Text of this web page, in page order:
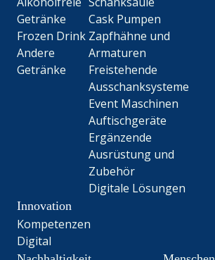
Getränke
Frozen Drink
Andere
Getränke
Cask Pumpen
Zapfhähne und
Armaturen
Freistehende
Ausschanksysteme
Event Maschinen
Auftischgeräte
Ergänzende
Ausrüstung und
Zubehör
Digitale Lösungen
Innovation
Kompetenzen
Digital